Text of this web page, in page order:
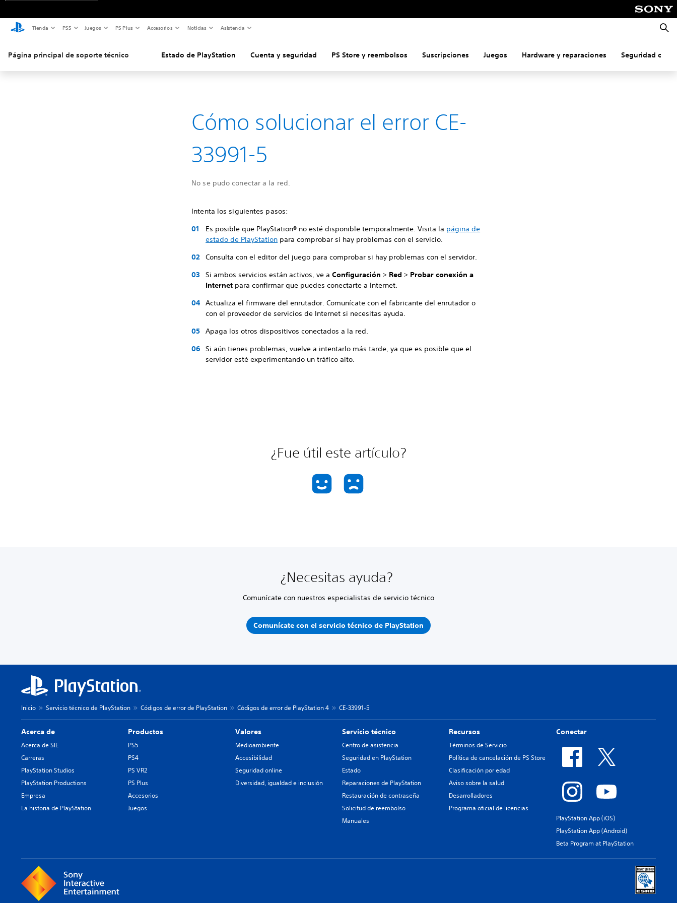
Tienda PS5 Juegos PS Plus Accesorios Noticias Asistencia
Página principal de soporte técnico Estado de PlayStation Cuenta y seguridad PS Store y reembolsos Suscripciones Juegos Hardware y reparaciones Seguridad
Cómo solucionar el error CE-
33991-5
No se pudo conectar a la red.
Intenta los siguientes pasos:
Es posible que PlayStation® no esté disponible temporalmente. Visita la página de
estado de PlayStation para comprobar si hay problemas con el servicio.
Consulta con el editor del juego para comprobar si hay problemas con el servidor.
Si ambos servicios están activos, ve aConfiguración > Red > Probar conexión a
Internet para confirmar que puedes conectarte a Internet.
Actualiza el firmware del enrutador. Comunícate con el fabricante del enrutador o
con el proveedor de servicios de Internet si necesitas ayuda.
Apaga los otros dispositivos conectados a la red.
Si aún tienes problemas, vuelve a intentarlo más tarde, ya que es posible que el
servidor esté experimentando un tráfico alto.
¿Fue útil este artículo?
¿Necesitas ayuda?
Comunícate con nuestros especialistas de servicio técnico
Comunícate con el servicio técnico de PlayStation
Inicio Servicio técnico de PlayStation Códigos de error de PlayStation Códigos de error de PlayStation 4 CE-33991-5
Acerca de
Acerca de SIE
Carreras
PlayStation Studios
PlayStation Productions
Empresa
La historia de PlayStation
Productos
PS5
PS4
PS VR2
PS Plus
Accesorios
Juegos
Valores
Medioambiente
Accesibilidad
Seguridad online
Diversidad, igualdad e inclusión
Servicio técnico
Centro de asistencia
Seguridad en PlayStation
Estado
Reparaciones de PlayStation
Restauración de contraseña
Solicitud de reembolso
Manuales
Recursos
Términos de Servicio
Política de cancelación de PS Store
Clasificación por edad
Aviso sobre la salud
Desarrolladores
Programa oficial de licencias
Conectar
PlayStation App (iOS)
PlayStation App (Android)
Beta Program at PlayStation